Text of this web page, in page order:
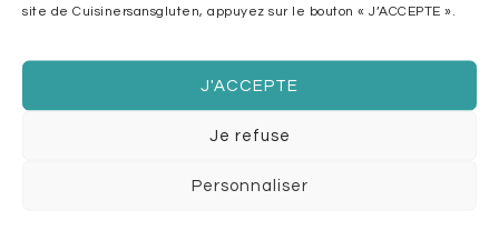
site de Cuisinersansgluten, appuyez sur le bouton « J’ACCEPTE ».
J'ACCEPTE
Je refuse
Personnaliser